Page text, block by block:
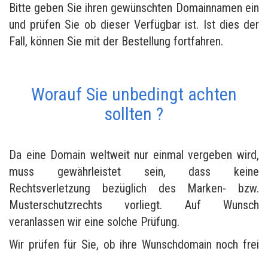
Bitte geben Sie ihren gewünschten Domainnamen ein
und prüfen Sie ob dieser Verfügbar ist. Ist dies der
Fall, können Sie mit der Bestellung fortfahren.
Worauf Sie unbedingt achten
sollten ?
Da eine Domain weltweit nur einmal vergeben wird,
muss gewährleistet sein, dass keine
Rechtsverletzung bezüglich des Marken- bzw.
Musterschutzrechts vorliegt. Auf Wunsch
veranlassen wir eine solche Prüfung.
Wir prüfen für Sie, ob ihre Wunschdomain noch frei